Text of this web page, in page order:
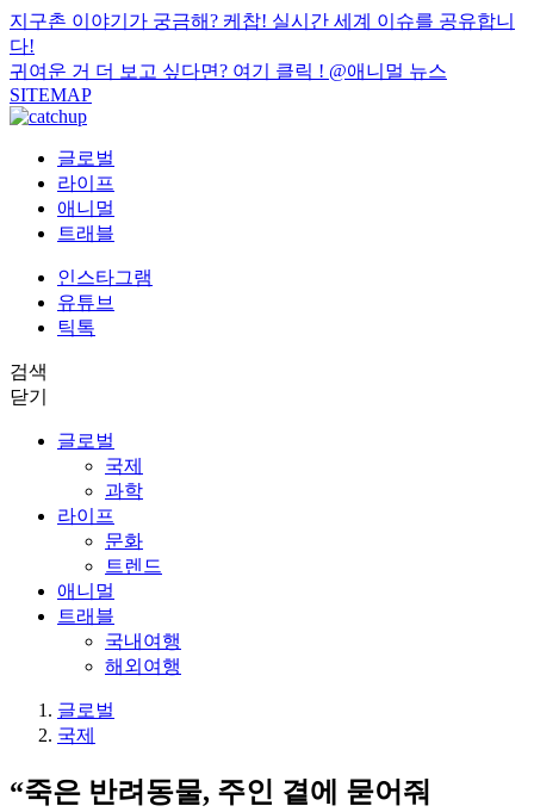
지구촌 이야기가 궁금해? 케찹! 실시간 세계 이슈를 공유합니
다!
귀여운 거 더 보고 싶다면? 여기 클릭 ! @애니멀 뉴스
SITEMAP
글로벌
라이프
애니멀
트래블
인스타그램
유튜브
틱톡
검색
닫기
글로벌
국제
과학
라이프
문화
트렌드
애니멀
트래블
국내여행
해외여행
글로벌
국제
“죽은 반려동물, 주인 곁에 묻어줘